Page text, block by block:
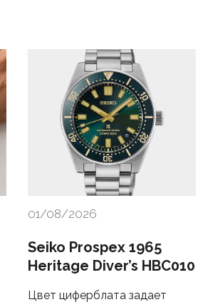
01/08/2026
Seiko Prospex 1965
Heritage Diver’s HBC010
Цвет циферблата задает